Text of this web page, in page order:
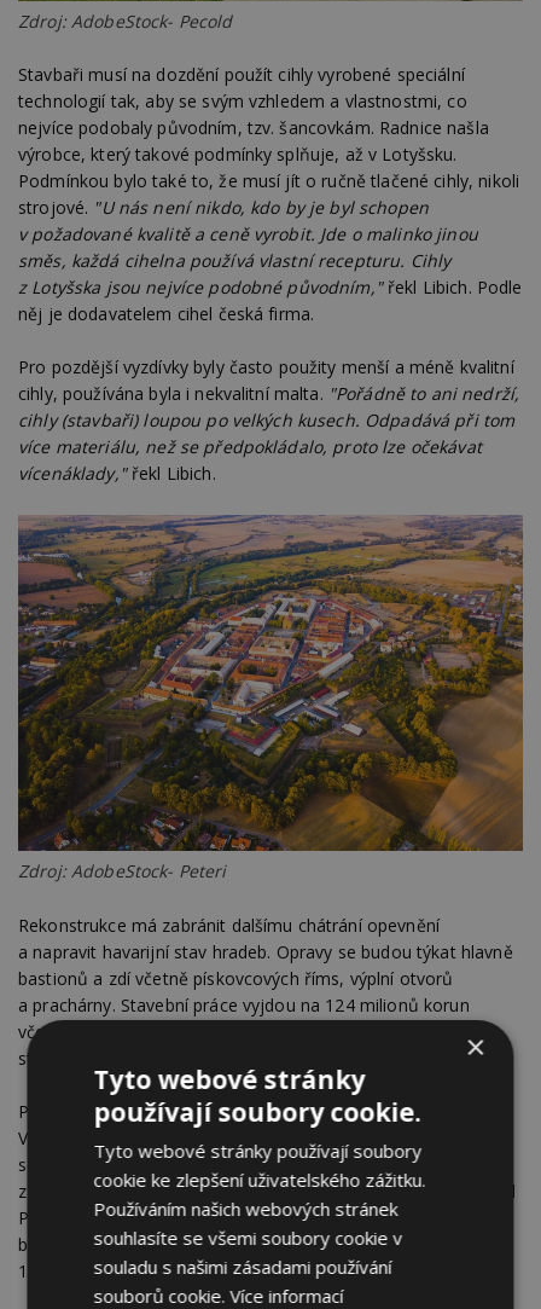
Zdroj: AdobeStock- Pecold
Stavbaři musí na dozdění použít cihly vyrobené speciální
technologií tak, aby se svým vzhledem a vlastnostmi, co
nejvíce podobaly původním, tzv. šancovkám. Radnice našla
výrobce, který takové podmínky splňuje, až v Lotyšsku.
Podmínkou bylo také to, že musí jít o ručně tlačené cihly, nikoli
strojové. "U nás není nikdo, kdo by je byl schopen
v požadované kvalitě a ceně vyrobit. Jde o malinko jinou
směs, každá cihelna používá vlastní recepturu. Cihly
z Lotyšska jsou nejvíce podobné původním,"řekl Libich. Podle
něj je dodavatelem cihel česká firma.
Pro pozdější vyzdívky byly často použity menší a méně kvalitní
cihly, používána byla i nekvalitní malta. "Pořádně to ani nedrží,
cihly (stavbaři) loupou po velkých kusech. Odpadává při tom
více materiálu, než se předpokládalo, proto lze očekávat
vícenáklady,"řekl Libich.
Zdroj: AdobeStock- Peteri
Rekonstrukce má zabránit dalšímu chátrání opevnění
a napravit havarijní stav hradeb. Opravy se budou týkat hlavně
bastionů a zdí včetně pískovcových říms, výplní otvorů
a prachárny. Stavební práce vyjdou na 124 milionů korun
včetně daně. Zbytek připadá na projektovou dokumentaci,
stavební dozor a další záležitosti.
Pevnostní město Josefov je městskou památkovou rezervací.
Vnější opevnění, takzvaná Horní pevnost, je na indikativním
seznamu národních kulturních památek. Pevnost vznikla
z podnětu císaře Josefa II. kvůli ochraně zemských hranic před
Pruskem roku 1780 a o sedm let později byla předána jako
bojeschopná. Poté se dál modernizovala, a to až do roku
1850, kdy zažívala největší rozkvět.
×
Tyto webové stránky
používají soubory cookie.
Tyto webové stránky používají soubory
cookie ke zlepšení uživatelského zážitku.
Používáním našich webových stránek
souhlasíte se všemi soubory cookie v
souladu s našimi zásadami používání
souborů cookie.Více informací